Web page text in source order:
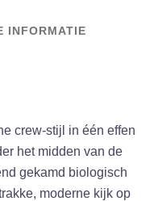
INFORMATIE
crew-stijl in één effen
het midden van de
gekamd biologisch
moderne kijk op